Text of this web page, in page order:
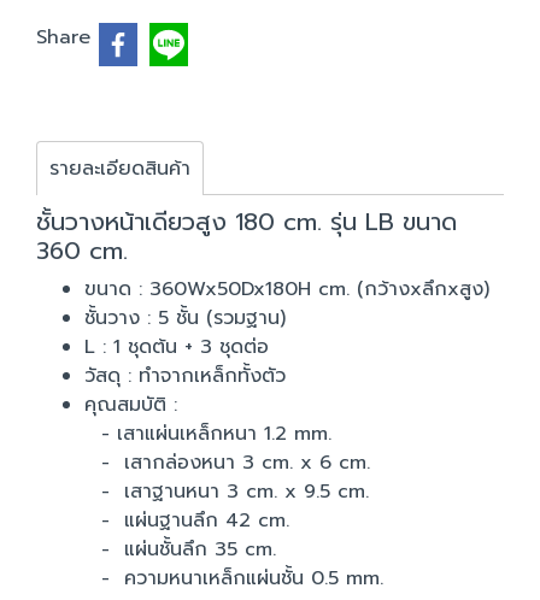
Share
รายละเอียดสินค้า
ชั้นวางหน้าเดียวสูง 180 cm. รุ่น LB ขนาด
360 cm.
ขนาด : 360Wx50Dx180H cm. (กว้างxลึกxสูง)
ชั้นวาง : 5 ชั้น (รวมฐาน)
L : 1 ชุดต้น + 3 ชุดต่อ
วัสดุ : ทำจากเหล็กทั้งตัว
คุณสมบัติ :
- เสาแผ่นเหล็กหนา 1.2 mm.
- เสากล่องหนา 3 cm. x 6 cm.
- เสาฐานหนา 3 cm. x 9.5 cm.
- แผ่นฐานลึก 42 cm.
- แผ่นชั้นลึก 35 cm.
- ความหนาเหล็กแผ่นชั้น 0.5 mm.